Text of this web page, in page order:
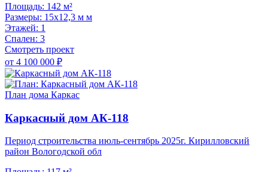
Площадь: 142 м²
Размеры: 15х12,3 м м
Этажей: 1
Спален: 3
Смотреть проект
от 4 100 000 ₽
План дома Каркас
Каркасный дом АК-118
Период строительства июль-сентябрь 2025г. Кирилловский
район Вологодской обл